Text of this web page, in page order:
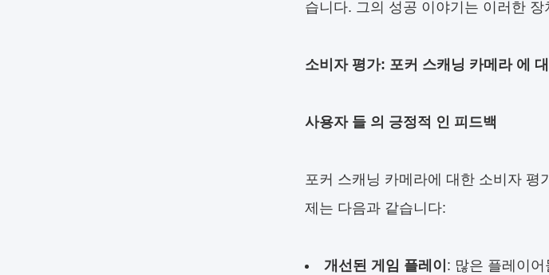
습니다. 그의 성공 이야기는 이러한
소비자 평가: 포커 스캐닝 카메라 에
사용자 들 의 긍정적 인 피드백
포커 스캐닝 카메라에 대한 소비자 평
제는 다음과 같습니다:
개선된 게임 플레이 : 많은 플레이